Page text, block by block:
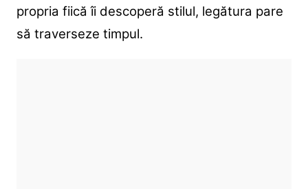
propria fiică îi descoperă stilul, legătura pare
să traverseze timpul.